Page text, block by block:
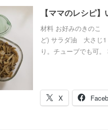
【ママのレシピ
材料 お好みのきのこ
ど) サラダ油 大さじ
り。チューブでも
X